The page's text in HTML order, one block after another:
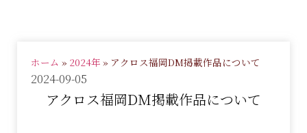
ホーム » 2024年 » アクロス福岡DM掲載作品について
2024-09-05
アクロス福岡DM掲載作品について